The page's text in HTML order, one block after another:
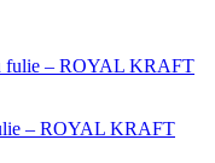
– ROYAL KRAFT